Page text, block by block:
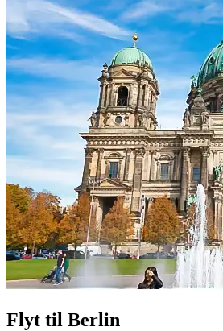
Flyt til Berlin